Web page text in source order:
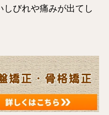
びれや痛みが出てし